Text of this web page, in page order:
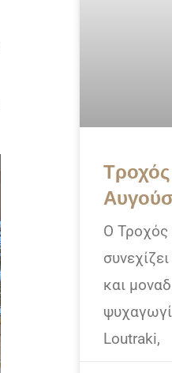
Τροχός
Ο Τροχός
και
Loutraki,